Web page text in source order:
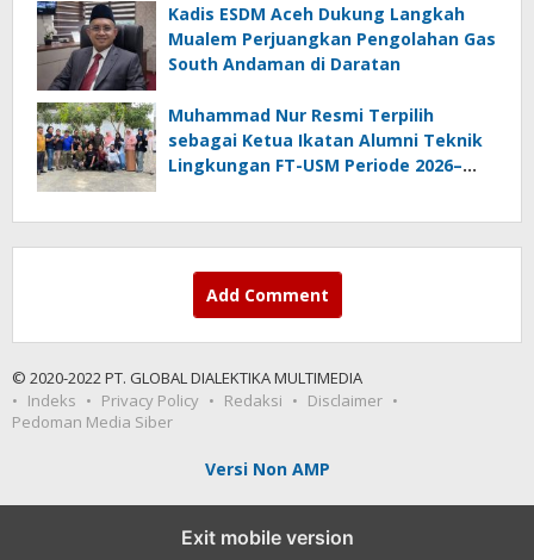
Kadis ESDM Aceh Dukung Langkah
Mualem Perjuangkan Pengolahan Gas
South Andaman di Daratan
Muhammad Nur Resmi Terpilih
sebagai Ketua Ikatan Alumni Teknik
Lingkungan FT-USM Periode 2026–
Add Comment
© 2020-2022 PT. GLOBAL DIALEKTIKA MULTIMEDIA
Indeks
Privacy Policy Redaksi
Disclaimer
Pedoman Media Siber
Versi Non AMP
Exit mobile version